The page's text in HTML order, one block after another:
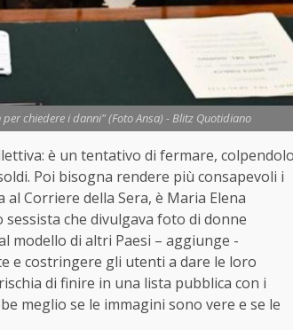
chiedere i danni" (Foto Ansa) - Blitz Quotidiano
è un tentativo di fermare,
Poi bisogna rendere più consapevoli i
Corriere della Sera, è Maria Elena
che divulgava foto di donne
modello di altri Paesi – aggiunge -
e costringere gli utenti a dare le loro
di finire in una lista pubblica con i
meglio se le immagini sono vere e se le